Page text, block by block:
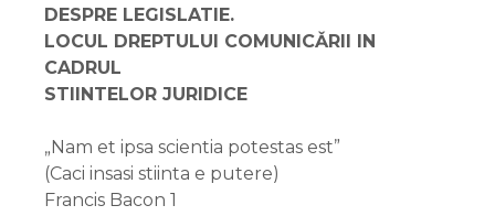
DESPRE LEGISLATIE.
LOCUL DREPTULUI COMUNICǍRII IN
CADRUL
STIINTELOR JURIDICE
„Nam et ipsa scientia potestas est”
(Caci insasi stiinta e putere)
Francis Bacon 1